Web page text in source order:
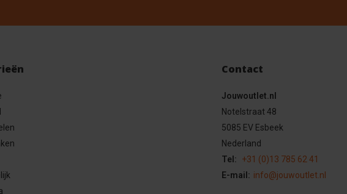
Contact
Jouwoutlet.nl
Notelstraat 48
5085 EV Esbeek
Nederland
Tel:
+31 (0)13 785 62 41
E-mail: info@jouwoutlet.nl